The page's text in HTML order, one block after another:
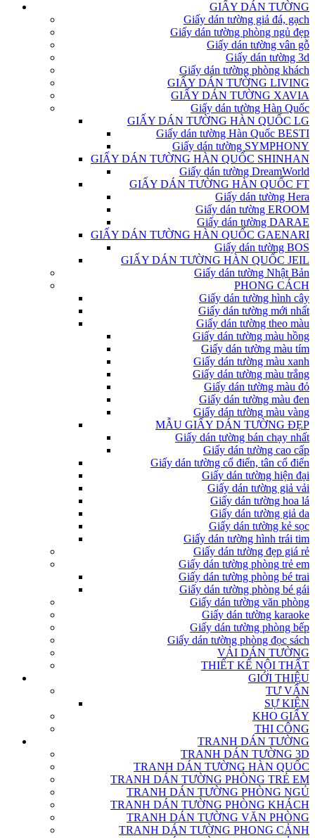
GIẤY DÁN TƯỜNG
Giấy dán tường giả đá, gạch
Giấy dán tường phòng ngủ đẹp
Giấy dán tường vân gỗ
Giấy dán tường 3d
Giấy dán tường phòng khách
GIẤY DÁN TƯỜNG LIVING
GIẤY DÁN TƯỜNG XAVIA
Giấy dán tường Hàn Quốc
GIẤY DÁN TƯỜNG HÀN QUỐC LG
Giấy dán tường Hàn Quốc BESTI
Giấy dán tường SYMPHONY
GIẤY DÁN TƯỜNG HÀN QUỐC SHINHAN
Giấy dán tường DreamWorld
GIẤY DÁN TƯỜNG HÀN QUỐC FT
Giấy dán tường Hera
Giấy dán tường EROOM
Giấy dán tường DARAE
GIẤY DÁN TƯỜNG HÀN QUỐC GAENARI
Giấy dán tường BOS
GIẤY DÁN TƯỜNG HÀN QUỐC JEIL
Giấy dán tường Nhật Bản
PHONG CÁCH
Giấy dán tường hình cây
Giấy dán tường mới nhất
Giấy dán tường theo màu
Giấy dán tường màu hồng
Giấy dán tường màu tím
Giấy dán tường màu xanh
Giấy dán tường màu trắng
Giấy dán tường màu đỏ
Giấy dán tường màu đen
Giấy dán tường màu vàng
MẪU GIẤY DÁN TƯỜNG ĐẸP
Giấy dán tường bán chạy nhất
Giấy dán tường cao cấp
Giấy dán tường cổ điển, tân cổ điển
Giấy dán tường hiện đại
Giấy dán tường giả vải
Giấy dán tường hoa lá
Giấy dán tường giả da
Giấy dán tường kẻ sọc
Giấy dán tường hình trái tim
Giấy dán tường đẹp giá rẻ
Giấy dán tường phòng trẻ em
Giấy dán tường phòng bé trai
Giấy dán tường phòng bé gái
Giấy dán tường văn phòng
Giấy dán tường karaoke
Giấy dán tường phòng bếp
Giấy dán tường phòng đọc sách
VẢI DÁN TƯỜNG
THIẾT KẾ NỘI THẤT
GIỚI THIỆU
TƯ VẤN
SỰ KIỆN
KHO GIẤY
THI CÔNG
TRANH DÁN TƯỜNG
TRANH DÁN TƯỜNG 3D
TRANH DÁN TƯỜNG HÀN QUỐC
TRANH DÁN TƯỜNG PHÒNG TRẺ EM
TRANH DÁN TƯỜNG PHÒNG NGỦ
TRANH DÁN TƯỜNG PHÒNG KHÁCH
TRANH DÁN TƯỜNG VĂN PHÒNG
TRANH DÁN TƯỜNG PHONG CẢNH